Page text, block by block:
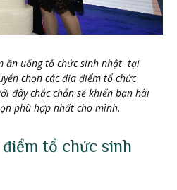
ăn uống tổ chức sinh nhật tại
n chọn các địa điểm tổ chức
i đây chắc chắn sẽ khiến bạn hài
n phù hợp nhất cho mình.
điểm tổ chức sinh